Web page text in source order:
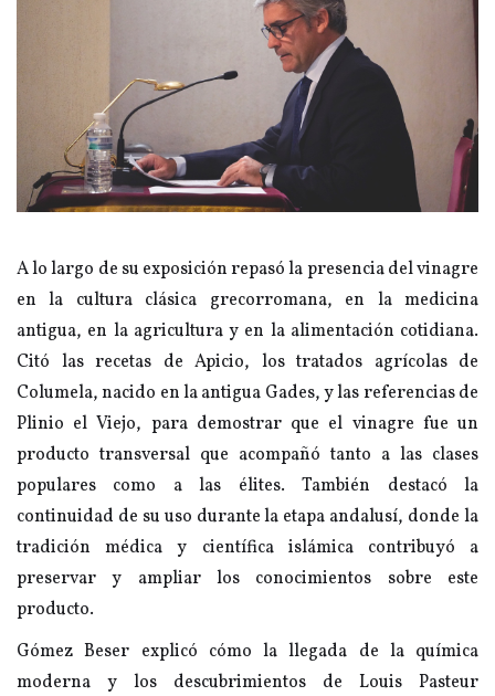
A lo largo de su exposición repasó la presencia del vinagre
en la cultura clásica grecorromana, en la medicina
antigua, en la agricultura y en la alimentación cotidiana.
Citó las recetas de Apicio, los tratados agrícolas de
Columela, nacido en la antigua Gades, y las referencias de
Plinio el Viejo, para demostrar que el vinagre fue un
producto transversal que acompañó tanto a las clases
populares como a las élites. También destacó la
continuidad de su uso durante la etapa andalusí, donde la
tradición médica y científica islámica contribuyó a
preservar y ampliar los conocimientos sobre este
producto.
Gómez Beser explicó cómo la llegada de la química
moderna y los descubrimientos de Louis Pasteur